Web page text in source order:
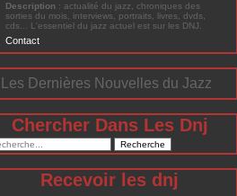
Description : actualité du jazz, chroniques des
sorties du mois, interviews, portraits, livres, dvds,
cds... L'essentiel du jazz actuel est sur les DNJ.
Contact
Les Dernières Nouvelles du Jazz
Chercher Dans Les Dnj
Recevoir les dnj